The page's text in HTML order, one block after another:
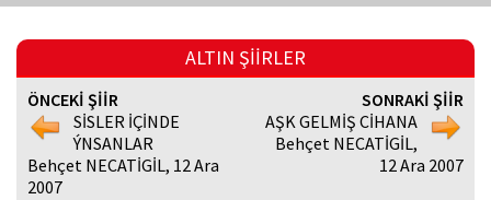
ALTIN ŞİİRLER
ÖNCEKİ ŞİİR
SİSLER İÇİNDE
ÝNSANLAR
Behçet NECATİGİL, 12 Ara
2007
SONRAKİ ŞİİR
AŞK GELMİŞ CİHANA
Behçet NECATİGİL,
12 Ara 2007